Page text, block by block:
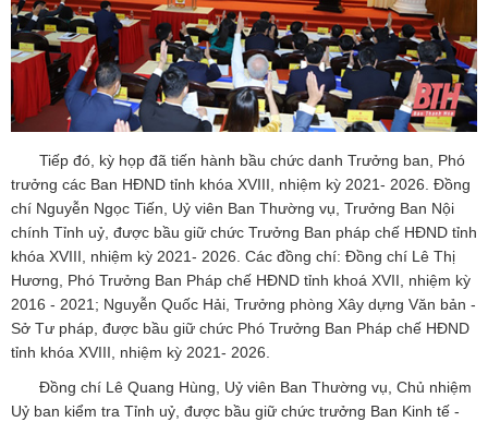
Tiếp đó, kỳ họp đã tiến hành bầu chức danh Trưởng ban, Phó
trưởng các Ban HĐND tỉnh khóa XVIII, nhiệm kỳ 2021- 2026. Đồng
chí Nguyễn Ngọc Tiến, Uỷ viên Ban Thường vụ, Trưởng Ban Nội
chính Tỉnh uỷ, được bầu giữ chức Trưởng Ban pháp chế HĐND tỉnh
khóa XVIII, nhiệm kỳ 2021- 2026. Các đồng chí: Đồng chí Lê Thị
Hương, Phó Trưởng Ban Pháp chế HĐND tỉnh khoá XVII, nhiệm kỳ
2016 - 2021; Nguyễn Quốc Hải, Trưởng phòng Xây dựng Văn bản -
Sở Tư pháp, được bầu giữ chức Phó Trưởng Ban Pháp chế HĐND
tỉnh khóa XVIII, nhiệm kỳ 2021- 2026.
Đồng chí Lê Quang Hùng, Uỷ viên Ban Thường vụ, Chủ nhiệm
Uỷ ban kiểm tra Tỉnh uỷ, được bầu giữ chức trưởng Ban Kinh tế -